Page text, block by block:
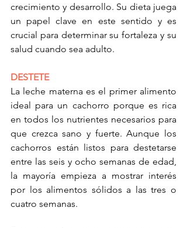
crecimiento y desarrollo. Su dieta juega
un papel clave en este sentido y es
crucial para determinar su fortaleza y su
salud cuando sea adulto.
DESTETE
La leche materna es el primer alimento
ideal para un cachorro porque es rica
en todos los nutrientes necesarios para
que crezca sano y fuerte. Aunque los
cachorros están listos para destetarse
entre las seis y ocho semanas de edad,
la mayoría empieza a mostrar interés
por los alimentos sólidos a las tres o
cuatro semanas.